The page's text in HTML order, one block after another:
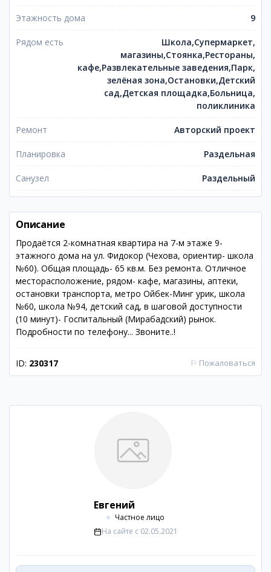
Этажность дома 9
Рядом есть
Школа,Супермаркет,
магазины,Стоянка,Рестораны,
кафе,Развлекательные заведения,Парк,
зелёная зона,Остановки,Детский
сад,Детская площадка,Больница,
поликлиника
Ремонт Авторский проект
Планировка Раздельная
Санузел Раздельный
Описание
Продаётся 2-комнатная квартира на 7-м этаже 9-
этажного дома на ул. Фидокор (Чехова, ориентир- школа
№60). Общая площадь- 65 кв.м. Без ремонта. Отличное
месторасположение, рядом- кафе, магазины, аптеки,
остановки транспорта, метро Ойбек-Минг урик, школа
№60, школа №94, детский сад, в шаговой доступности
(10 минут)- Госпитальный (Мирабадский) рынок.
Подробности по телефону... Звоните..!
ID: 230317 ⚐ Пожаловаться
Евгений
Частное лицо
На сайте с 02.05.2021